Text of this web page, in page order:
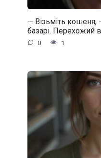
— Візьміть кошеня,
базарі. Перехожий
0 1